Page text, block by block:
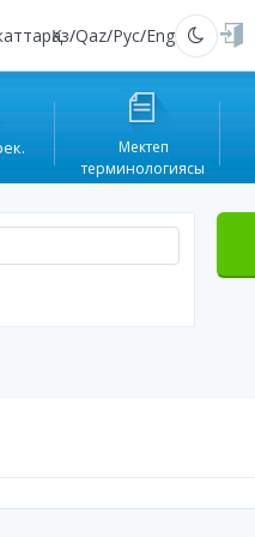
Қаз/Qaz/Рус/Eng Қараңғы
Мектеп
терминологиясы